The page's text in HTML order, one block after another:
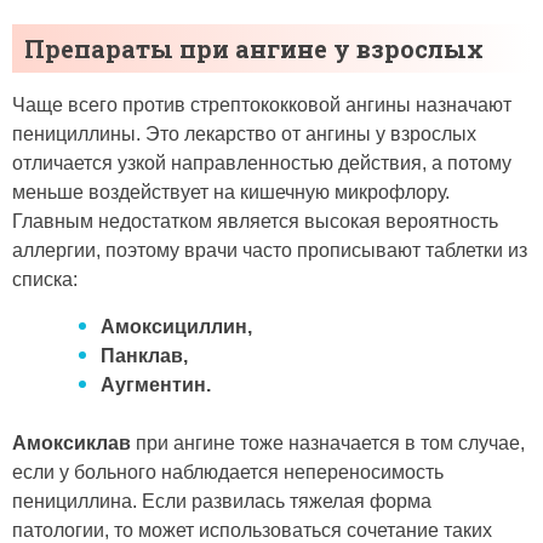
Препараты при ангине у взрослых
Чаще всего против стрептококковой ангины назначают
пенициллины. Это лекарство от ангины у взрослых
отличается узкой направленностью действия, а потому
меньше воздействует на кишечную микрофлору.
Главным недостатком является высокая вероятность
аллергии, поэтому врачи часто прописывают таблетки из
списка:
Амоксициллин,
Панклав,
Аугментин.
Амоксиклав при ангине тоже назначается в том случае,
если у больного наблюдается непереносимость
пенициллина. Если развилась тяжелая форма
патологии, то может использоваться сочетание таких